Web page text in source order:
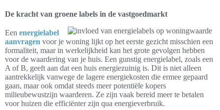
De kracht van groene labels in de vastgoedmarkt
Een energielabel
aanvragen voor je woning lijkt op het eerste gezicht misschien een
formaliteit, maar in werkelijkheid kan het grote gevolgen hebben
voor de waardering van je huis. Een gunstig energielabel, zoals een
A of B, geeft aan dat een huis energiezuinig is. Dit is niet alleen
aantrekkelijk vanwege de lagere energiekosten die ermee gepaard
gaan, maar ook omdat steeds meer potentiële kopers
milieubewustzijn waarderen. Ze zijn vaak bereid meer te betalen
voor huizen die efficiënter zijn qua energieverbruik.